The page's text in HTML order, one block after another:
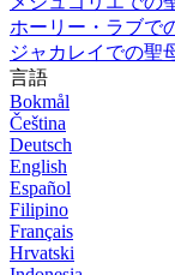
ホーリー・ラブで
ジャカレイでの聖
言語
Bokmål
Čeština
Deutsch
English
Español
Filipino
Français
Hrvatski